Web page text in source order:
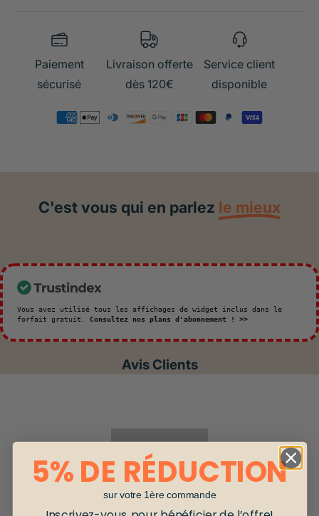
Paiement
sécurisé
Livraison offerte
dès 120€
Service client
disponible
C'est vous qui en parlez le mieux
Vous avez utilisé tous les affichages de widget inclus dans le
forfait gratuit. Consultez nos plans d'abonnement ! >>
Avis Clients
5% DE RÉDUCTION
sur votre 1ère commande